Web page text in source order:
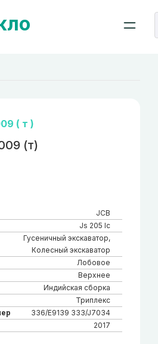
( т )
(т)
JCB
Js 205 lc
Гусеничный экскаватор,
Колесный экскаватор
Лобовое
Верхнее
Индийская сборка
Триплекс
336/E9139 333/J7034
2017